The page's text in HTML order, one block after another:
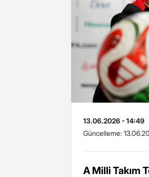
13.06.2026 - 14:49
Güncelleme:
A Milli Takım